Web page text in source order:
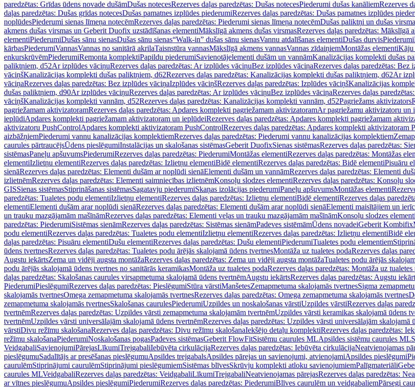
paredzētas: Grīdas ūdens novade dušāmDušas notecesRezerves daļas paredzētas: Dušas notecesPiederumi dušas kanāliemRezerves
daļas paredzētas: Dušas grīdas notecesDušas pamatnes izplūdes piederumiRezerves daļas paredzētas: Dušas pamatnes izplūdes
noplūdesPiederumi sienas līmeņa notecēmRezerves daļas paredzētas: Piederumi sienas līmeņa notecēmDušas paliktņi un dušas
akmens dušas virsmas un Geberit Duofix uzstādīšanas elementiMākslīgā akmens dušas virsmasRezerves daļas paredzētas: Mākslīgā
elementiPiederumiDušas sānu sienasDušas sānu sienas“Walk-in” dušas sānu sienasVannu atdalīšanas elementiDušas durvisPiederumi
kārbasPiederumiVannasVannas no sanitārā akrilaTaisnstūra vannasMākslīgā akmens vannasVannas zīdaiņiemMontāžas elementiKāju
enkurskrūvēmPiederumiRemonta komplektiPapildu piederumiSavienotājelementi dušām un vannāmKanalizācijas komplekti dušas
paliktņiem, d52Ar izplūdes vāciņuRezerves daļas paredzētas: Ar izplūdes vāciņuBez izplūdes vāciņaRezerves daļas paredzētas: Bez
vāciņšKanalizācijas komplekti dušas paliktņiem, d62Rezerves daļas paredzētas: Kanalizācijas komplekti dušas paliktņiem, d62Ar
vāciņaRezerves daļas paredzētas: Bez izplūdes vāciņaIzplūdes vāciņšRezerves daļas paredzētas: Izplūdes vāciņšKanalizācijas
dušas paliktņiem, d90Ar izplūdes vāciņuRezerves daļas paredzētas: Ar izplūdes vāciņuBez izplūdes vāciņaRezerves daļas
vāciņšKanalizācijas komplekti vannām, d52Rezerves daļas paredzētas: Kanalizācijas komplekti vannām, d52Pagriežams aktivizators
pagriežamam aktivizatoramRezerves daļas paredzētas: Apdares komplekti pagriežamam aktivizatoramAr pagriežamu aktivizatoru un
ieplūdiApdares komplekti pagriežamam aktivizatoram un ieplūdeiRezerves daļas paredzētas: Apdares komplekti pagriežamam
aktivizatoru PushControlApdares komplekti aktivizatoram PushControlRezerves daļas paredzētas: Apdares komplekti aktivizatoram
aizbāžņiemPiederumi vannu kanalizācijas komplektiemRezerves daļas paredzētas: Piederumi vannu kanalizācijas komplektiem
caurules pārtraucējsŪdens pieslēgumiInstalācijas un skalošanas sistēmasGeberit DuofixSienas sistēmasRezerves daļas paredzētas:
sistēmasPaneļu apšuvumsPiederumiRezerves daļas paredzētas: PiederumiMontāžas elementiRezerves daļas paredzētas: Montāžas
elementiIzlietņu elementiRezerves daļas paredzētas: Izlietņu elementiBidē elementiRezerves daļas paredzētas: Bidē elementiPisuāru
sienāRezerves daļas paredzētas: Elementi dušām ar noplūdi sienāElementi dušām un vannāmRezerves daļas paredzētas: Elementi
izlietnēmRezerves daļas paredzētas: Elementi saimniecības izlietnēmKonsoļu slodzes elementiRezerves daļas paredzētas: Konsoļu
GISSienas sistēmasStiprināšanas sistēmasSagatavju piederumiSkaņas izolācijas piederumiPaneļu apšuvumsMontāžas elementi
paredzētas: Tualetes podu elementiIzlietņu elementiRezerves daļas paredzētas: Izlietņu elementiBidē elementiRezerves daļas
elementiElementi dušām arar noplūdi sienāRezerves daļas paredzētas: Elementi dušām arar noplūdi sienāElementi maisītājiem un
un trauku mazgājamām mašīnāmRezerves daļas paredzētas: Elementi veļas un trauku mazgājamām mašīnāmKonsoļu slodzes elementi
paredzētas: PiederumiSistēmas sienāmRezerves daļas paredzētas: Sistēmas sienāmPadeves sistēmāmŪdens novadeiGeberit Kombifix
podu elementiRezerves daļas paredzētas: Tualetes podu elementiIzlietņu elementiRezerves daļas paredzētas: Izlietņu elementiBidē
daļas paredzētas: Pisuāru elementiDušu elementiRezerves daļas paredzētas: Dušu elementiPiederumiTualetes podu elementiem
ūdens tvertnesRezerves daļas paredzētas: Tualetes podu ārējās skalojamā ūdens tvertnesMontāža uz tualetes podaRezerves daļas
Augstu iekārtsZema un vidēji augsta montāžaRezerves daļas paredzētas: Zema un vidēji augsta montāžaTualetes podu ārējās
podu ārējās skalojamā ūdens tvertnes no sanitārās keramikasMontāža uz tualetes podaRezerves daļas paredzētas: Montāža uz tualetes
daļas paredzētas: Skalošanas caurules virsapmetuma skalojamā ūdens tvertnēmAugstu iekārtsRezerves daļas paredzētas: Augstu
PiederumiPieslēgumiRezerves daļas paredzētas: PieslēgumiStūra vārstiManšetesZemapmetuma skalojamās tvertnesSigma
skalojamās tvertnesOmega zemapmetuma skalojamās tvertnesRezerves daļas paredzētas: Omega zemapmetuma skalojamās tvertnes
zemapmetuma skalojamās tvertnesSkalošanas caurulesPiederumiUzpildes un noskalošanas vārstiUzpildes vārstiRezerves daļas
tvertnēmRezerves daļas paredzētas: Uzpildes vārsti zemapmetuma skalojamām tvertnēmUzpildes vārsti keramikas skalojamā ūdens
tvertnēmUzpildes vārsti universālajām skalojamā ūdens tvertnēmRezerves daļas paredzētas: Uzpildes vārsti universālajām skalojamā
vārstiDivu režīmu skalošanaRezerves daļas paredzētas: Divu režīmu skalošanaIekšējo detaļu komplektiRezerves daļas paredzētas:
režīmu skalošanaPiederumiNoskalošanas pogasPadeves sistēmasGeberit FlowFitSistēmu caurules MLApsildes sistēmu caurules ML
VeidgabaliSavienojumiPārejasLīkumiTrejgabaliIebūvēta cirkulācijaRezerves daļas paredzētas: Iebūvēta cirkulācijaNeatvienojamas
pieslēgumuSadalītājs ar presēšanas pieslēgumuApsildes trejgabalsApsildes pārejas un savienojumi, atvienojamiApsildes pieslēgumi
caurulēmStiprinājumi caurulēmStiprinājumi pieslēgumiemSistēmas blīvesSkrūvju komplekti atloku savienojumiemPalīgmateriāli
caurules MLVeidgabaliRezerves daļas paredzētas: VeidgabaliLīkumiTrejgabaliNeatvienojamas pārejasRezerves daļas paredzētas:
ar vītnes pieslēgumuApsildes pieslēgumiPiederumiRezerves daļas paredzētas: PiederumiBlīves caurulēm un veidgabaliemPārsegi